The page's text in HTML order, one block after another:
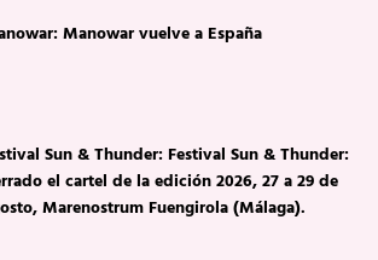
Manowar vuelve a España
Sun & Thunder: Festival Sun & Thunder:
el cartel de la edición 2026, 27 a 29 de
Marenostrum Fuengirola (Málaga).